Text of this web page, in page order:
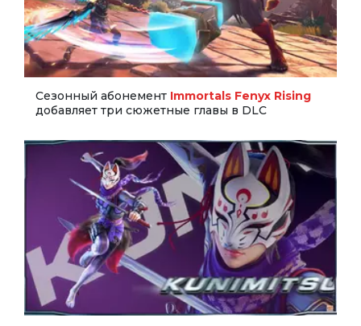
Сезонный абонемент Immortals Fenyx Rising
добавляет три сюжетные главы в DLC